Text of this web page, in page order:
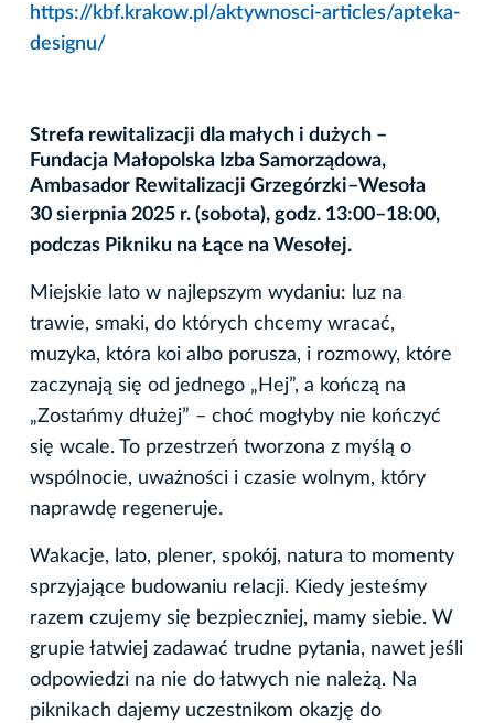
https://kbf.krakow.pl/aktywnosci-articles/apteka-
designu/
Strefa rewitalizacji dla małych i dużych –
Fundacja Małopolska Izba Samorządowa,
Ambasador Rewitalizacji Grzegórzki–Wesoła
30 sierpnia 2025 r. (sobota), godz. 13:00–18:00,
podczas Pikniku na Łące na Wesołej.
Miejskie lato w najlepszym wydaniu: luz na
trawie, smaki, do których chcemy wracać,
muzyka, która koi albo porusza, i rozmowy, które
zaczynają się od jednego „Hej”, a kończą na
„Zostańmy dłużej” – choć mogłyby nie kończyć
się wcale. To przestrzeń tworzona z myślą o
wspólnocie, uważności i czasie wolnym, który
naprawdę regeneruje.
Wakacje, lato, plener, spokój, natura to momenty
sprzyjające budowaniu relacji. Kiedy jesteśmy
razem czujemy się bezpieczniej, mamy siebie. W
grupie łatwiej zadawać trudne pytania, nawet jeśli
odpowiedzi na nie do łatwych nie należą. Na
piknikach dajemy uczestnikom okazję do